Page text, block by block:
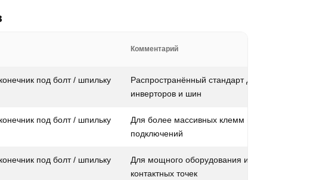
Комментарий
под болт / шпильку
Распространённый стандарт для многих АКБ,
инверторов и шин
под болт / шпильку
Для более массивных клемм и силовых
подключений
под болт / шпильку
Для мощного оборудования и крупных
контактных точек